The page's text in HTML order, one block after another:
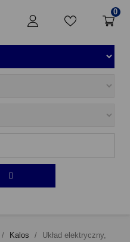
0
Kalos
Układ elektryczny,